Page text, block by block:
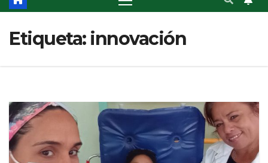
Etiqueta: innovación